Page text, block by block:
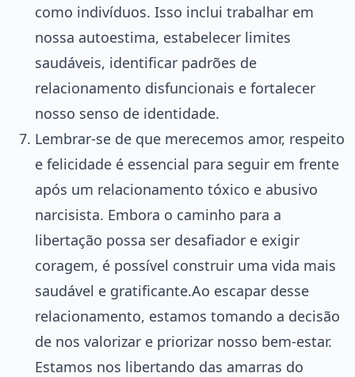
como indivíduos. Isso inclui trabalhar em
nossa autoestima, estabelecer limites
saudáveis, identificar padrões de
relacionamento disfuncionais e fortalecer
nosso senso de identidade.
Lembrar-se de que merecemos amor, respeito
e felicidade é essencial para seguir em frente
após um relacionamento tóxico e abusivo
narcisista. Embora o caminho para a
libertação possa ser desafiador e exigir
coragem, é possível construir uma vida mais
saudável e gratificante.Ao escapar desse
relacionamento, estamos tomando a decisão
de nos valorizar e priorizar nosso bem-estar.
Estamos nos libertando das amarras do